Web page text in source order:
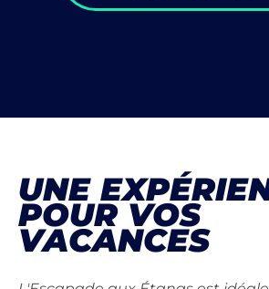
UNE
POUR VOS
VACANCES